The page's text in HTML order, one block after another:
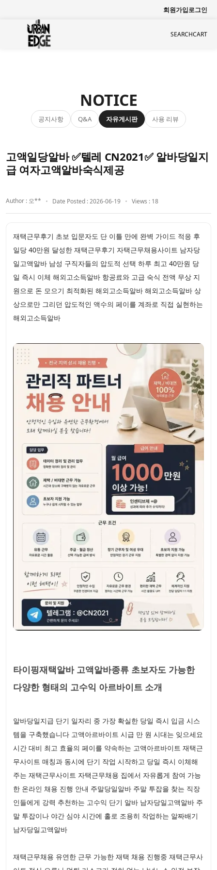
회원가입로그인
SEARCHCART
NOTICE
공지사항 Q&A 자유게시판 사용 리뷰
고액일당알바 ✅텔레 CN2021✅ 알바당일지
급 여자고액알바숙식제공
Author : 오** Date Posted : 2026-06-19 Views : 18
재택근무후기 초보 입문자도 단 이틀 만에 완벽 가이드 적응 후
일당 40만원 달성한 재택근무후기 자택근무채용사이트 남자당
일고액알바 남성 구직자들의 압도적 선택 하루 최고 40만원 당
일 즉시 이체 해외고소득알바 항공료와 고급 숙식 전액 무상 지
원으로 돈 모으기 최적화된 해외고소득알바 해외고소득알바 상
상으로만 그리던 압도적인 액수의 페이를 계좌로 직접 실현하는
해외고소득알바
타이핑재택알바 고액알바종류 초보자도 가능한
다양한 형태의 고수익 아르바이트 소개
알바당일지급 단기 일자리 중 가장 확실한 당일 즉시 입금 시스
템을 구축했습니다 고액아르바이트 시급 만 원 시대는 잊으세요
시간 대비 최고 효율의 페이를 약속하는 고액아르바이트 재택근
무사이트 매칭과 동시에 단기 작업 시작하고 당일 즉시 이체해
주는 재택근무사이트 자택근무채용 집에서 자유롭게 참여 가능
한 온라인 채용 진행 안내 주말당일알바 주말 투잡을 찾는 직장
인들에게 강력 추천하는 고수익 단기 알바 남자당일고액알바 주
말 투잡이나 야간 심야 시간에 홀로 조용히 작업하는 알짜배기
남자당일고액알바
재택근무채용 유연한 근무 가능한 재택 채용 진행중 재택근무사